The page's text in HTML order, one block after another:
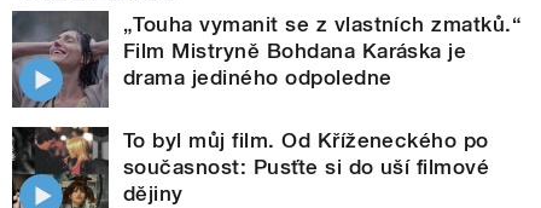
„Touha vymanit se z vlastních zmatků.“
Film Mistryně Bohdana Karáska je
drama jediného odpoledne
To byl můj film. Od Kříženeckého po
současnost: Pusťte si do uší filmové
dějiny